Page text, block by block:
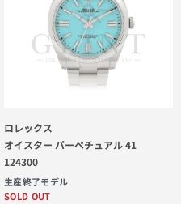
ロレックス
オイスター パーペチュアル 41
124300
生産終了モデル
SOLD OUT